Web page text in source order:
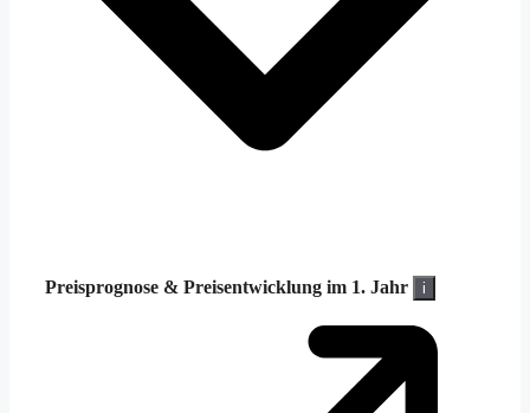
Preisprognose & Preisentwicklung im 1. Jahr i